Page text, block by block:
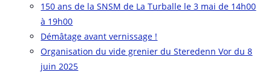
150 ans de la SNSM de La Turballe le 3 mai de 14h00
à 19h00
Démâtage avant vernissage !
Organisation du vide grenier du Steredenn Vor du 8
juin 2025